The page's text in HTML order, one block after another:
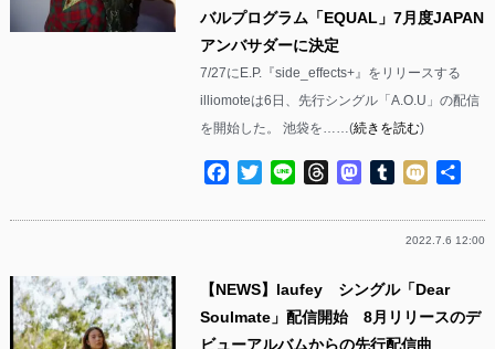
バルプログラム「EQUAL」7月度JAPAN
アンバサダーに決定
7/27にE.P.『side_effects+』をリリースする
illiomoteは6日、先行シングル「A.O.U」の配信
を開始した。 池袋を……(続きを読む)
Facebook
TwitterLine ThreadsMastodon
Tumblr
Mixi
2022.7.6 12:00
【NEWS】laufey シングル「Dear
Soulmate」配信開始 8月リリースのデ
ビューアルバムからの先行配信曲